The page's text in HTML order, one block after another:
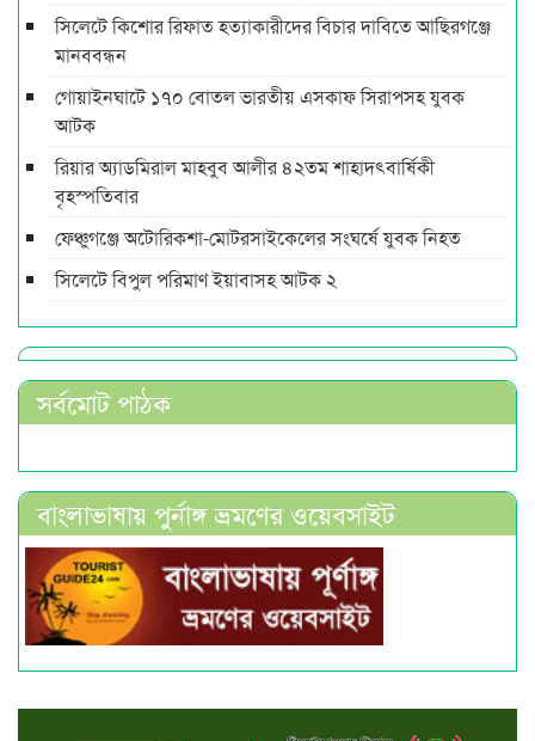
সিলেটে কিশোর রিফাত হত্যাকারীদের বিচার দাবিতে আছিরগঞ্জে
মানববন্ধন
গোয়াইনঘাটে ১৭০ বোতল ভারতীয় এসকাফ সিরাপসহ যুবক
আটক
রিয়ার অ্যাডমিরাল মাহবুব আলীর ৪২তম শাহাদৎবার্ষিকী
বৃহস্পতিবার
ফেঞ্চুগঞ্জে অটোরিকশা-মোটরসাইকেলের সংঘর্ষে যুবক নিহত
সিলেটে বিপুল পরিমাণ ইয়াবাসহ আটক ২
সর্বমোট পাঠক
বাংলাভাষায় পুর্নাঙ্গ ভ্রমণের ওয়েবসাইট